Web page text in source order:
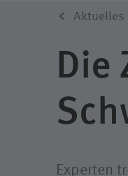
Aktuelles
Unsere
Vorteile
Aktuelles
Die
Experten